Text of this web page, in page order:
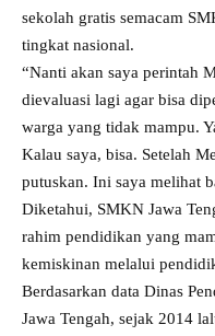
sekolah gratis semacam
tingkat nasional.
“Nanti akan saya perintah
dievaluasi lagi agar bisa
warga yang tidak mampu.
Kalau saya, bisa. Setelah
putuskan. Ini saya melihat
Diketahui, SMKN Jawa
rahim pendidikan yang
kemiskinan melalui
Berdasarkan data Dinas
Jawa Tengah, sejak 2014